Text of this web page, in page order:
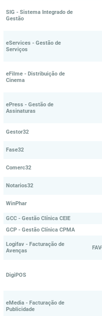
SIG - Sistema Integrado de
Gestão
eServices - Gestão de
Serviços
eFilme - Distribuição de
Cinema
ePress - Gestão de
Assinaturas
Gestor32
Fase32
Comerc32
Notarios32
WinPhar
GCC - Gestão Clínica CEIE
GCP - Gestão Clínica CPMA
Logifav - Facturação de
Avenças
DigiPOS
eMedia - Facturação de
Publicidade